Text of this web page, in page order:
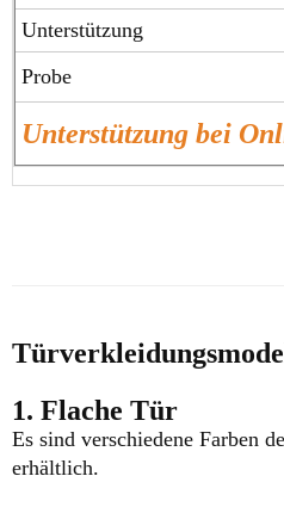
Unterstützung
Probe
Unterstützung bei
1. Flache Tür
Es sind verschiedene Farben
erhältlich.